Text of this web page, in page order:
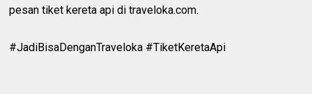
pesan tiket kereta api di traveloka.com.
#JadiBisaDenganTraveloka #TiketKeretaApi